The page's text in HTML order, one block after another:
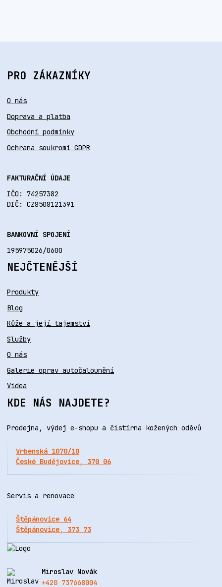
PRO ZÁKAZNÍKY
O nás
Doprava a platba
Obchodní podmínky
Ochrana soukromí GDPR
FAKTURAČNÍ ÚDAJE
IČO: 74257382
DIČ: CZ8508121391
BANKOVNÍ SPOJENÍ
195975026/0600
NEJČTENĚJŠÍ
Produkty
Blog
Kůže a její tajemství
Služby
O nás
Galerie oprav autočalounění
Videa
KDE NÁS NAJDETE?
Prodejna, výdej e-shopu a čistírna kožených oděvů
Vrbenská 1070/10
České Budějovice, 370 06
Servis a renovace
Štěpánovice 64
Štěpánovice, 373 73
Miroslav Novák
+420 737668004